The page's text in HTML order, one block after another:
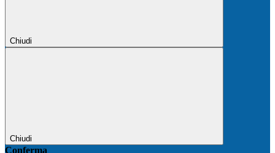
Chiudi
Chiudi
Conferma